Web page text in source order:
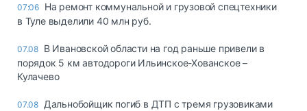
07:06 На ремонт коммунальной и грузовой спецтехники
в Туле выделили 40 млн руб.
07.08 В Ивановской области на год раньше привели в
порядок 5 км автодороги Ильинское-Хованское –
Кулачево
07.08 Дальнобойщик погиб в ДТП с тремя грузовиками